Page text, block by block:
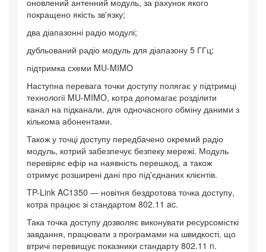
оновлений антенний модуль, за рахунок якого
покращено якість зв'язку;
два діапазонні радіо модулі;
дубльований радіо модуль для діапазону 5 ГГц;
підтримка схеми MU-MIMO
Наступна перевага точки доступу полягає у підтримці
технології MU-MIMO, котра допомагає розділити
канал на підканали, для одночасного обміну даними з
кількома абонентами.
Також у точці доступу передбачено окремий радіо
модуль, котрий забезпечує безпеку мережі. Модуль
перевіряє ефір на наявність перешкод, а також
отримує розширені дані про під'єднаних клієнтів.
TP-Link AC1350 — новітня бездротова точка доступу,
котра працює зі стандартом 802.11 ac.
Така точка доступу дозволяє виконувати ресурсомісткі
завдання, працювати з програмами на швидкості, що
втричі перевищує показники стандарту 802.11 n.